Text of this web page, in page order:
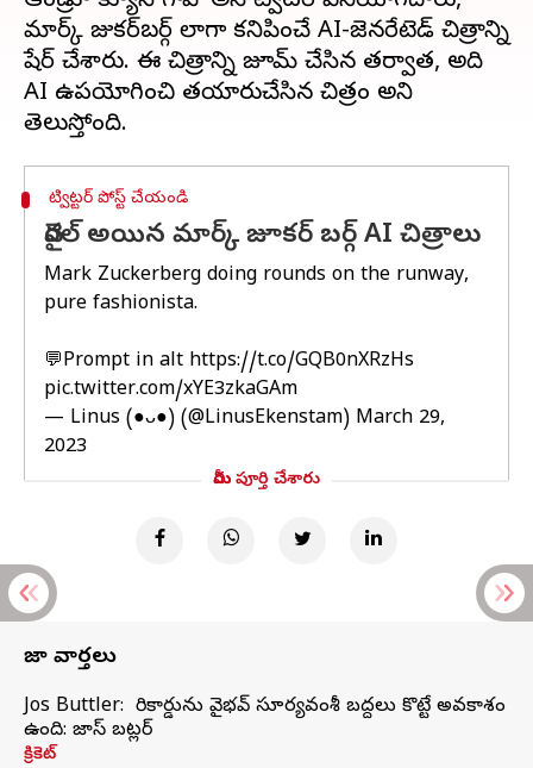
మార్క్ జుకర్‌బర్గ్ లాగా కనిపించే AI-జెనరేటెడ్ చిత్రాన్ని
షేర్ చేశారు. ఈ చిత్రాన్ని జూమ్ చేసిన తర్వాత, అది
AI ఉపయోగించి తయారుచేసిన చిత్రం అని
ట్విట్టర్ పోస్ట్ చేయండి
వైరల్ అయిన మార్క్ జూకర్ బర్గ్ AI చిత్రాలు
Mark Zuckerberg doing rounds on the runway,
pure fashionista.
💬Prompt in alt https://t.co/GQB0nXRzHs
pic.twitter.com/xYE3zkaGAm
— Linus (●ᴗ●) (@LinusEkenstam) March 29,
2023
మీరు పూర్తి చేశారు
తాజా వార్తలు
Jos Buttler: నా రికార్డును వైభవ్ సూర్యవంశీ బద్దలు కొట్టే అవకాశం
ఉంది: జాస్ బట్లర్
క్రికెట్